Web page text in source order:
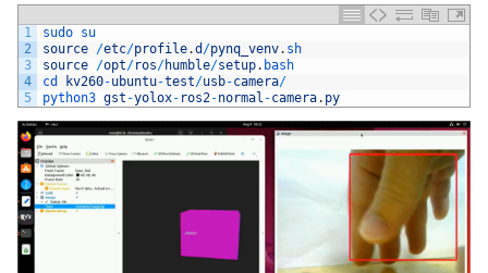
1
2
3
4
5
sudo su
source /etc/profile.d /pynq_venv. sh
source /opt/ros/humble/setup. bash
cd
kv260-ubuntu-test/usb-camera/
python3 gst -yolox- ros2-normal -camera. py